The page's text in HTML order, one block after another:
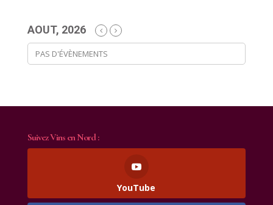
AOUT, 2026
PAS D'ÉVÈNEMENTS
Suivez Vins en Nord :
YouTube